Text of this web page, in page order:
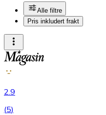
Alle filtre
Pris inkludert frakt
2.9
(5)